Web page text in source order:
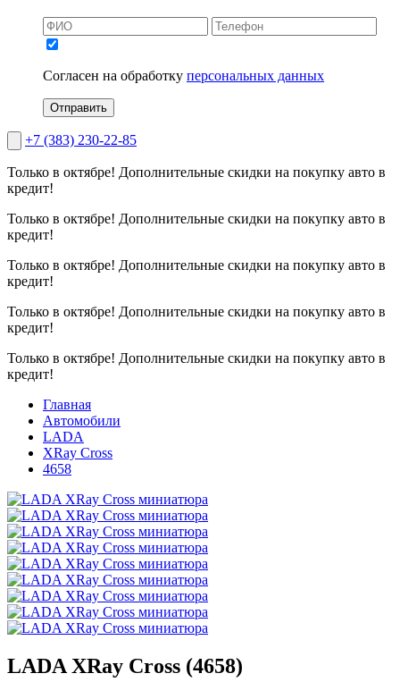
Согласен на обработку персональных данных
Отправить
+7 (383) 230-22-85
Только в октябре! Дополнительные скидки на покупку авто в
кредит!
Только в октябре! Дополнительные скидки на покупку авто в
кредит!
Только в октябре! Дополнительные скидки на покупку авто в
кредит!
Только в октябре! Дополнительные скидки на покупку авто в
кредит!
Только в октябре! Дополнительные скидки на покупку авто в
кредит!
Главная
Автомобили
LADA
XRay Cross
4658
LADA XRay Cross (4658)